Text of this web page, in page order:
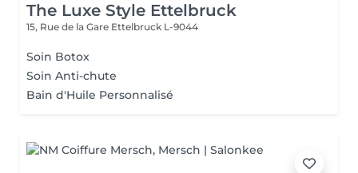
The Luxe Style Ettelbruck
15, Rue de la Gare Ettelbruck L-9044
Soin Botox
Soin Anti-chute
Bain d'Huile Personnalisé